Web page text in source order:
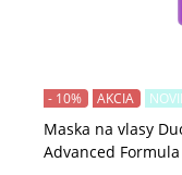
Maska na vlasy
Advanced Formula
- 10% AKCIA